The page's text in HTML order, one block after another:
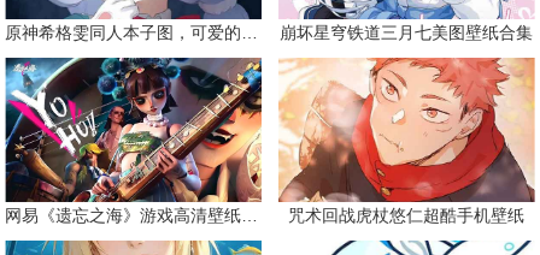
原神希格雯同人本子图，可爱的双马尾 崩坏星穹铁道三月七美图壁纸合集
网易《遗忘之海》游戏高清壁纸精选 咒术回战虎杖悠仁超酷手机壁纸